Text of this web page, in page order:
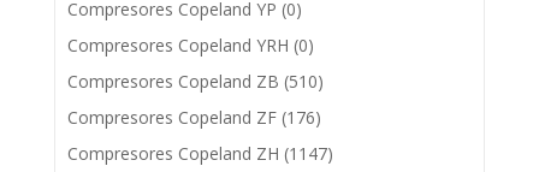
Compresores Copeland YP (0)
Compresores Copeland YRH (0)
Compresores Copeland ZB (510)
Compresores Copeland ZF (176)
Compresores Copeland ZH (1147)